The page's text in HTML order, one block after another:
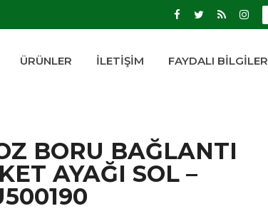
ÜRÜNLER İLETIŞIM FAYDALI BILGILER
BORU BAĞLANTI
AYAĞI SOL –